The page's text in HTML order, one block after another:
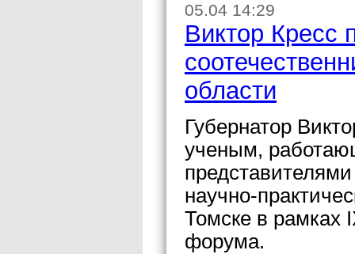
05.04 14:29
Виктор Кресс
области
Губернатор
ученым,
научно-
Томске в рамках
форума.